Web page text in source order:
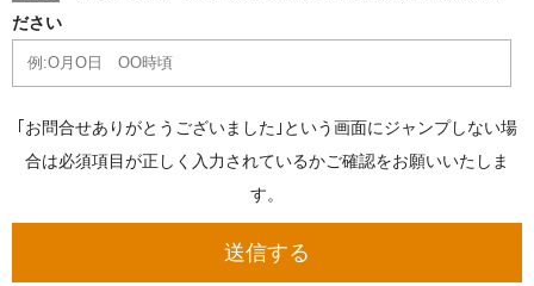
ださい
｢お問合せありがとうございました｣という画面にジャンプしない場
合は必須項目が正しく入力されているかご確認をお願いいたしま
す。